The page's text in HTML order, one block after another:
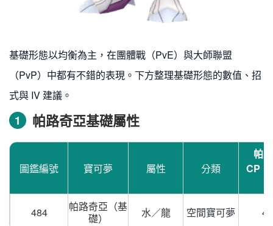
基礎形態以均衡為主，在團體戰（PvE）與大師聯盟
（PvP）中都有不錯的表現。下方整理基礎形態的數值、招
式與 IV 建議。
1 帕路奇亞基礎屬性
圖鑑編號 寶可夢 屬性 分類
帕
CP（
484
帕路奇亞（基
礎）
水／龍 空間寶可夢